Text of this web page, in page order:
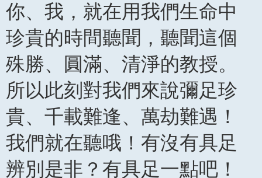
你、我，就在用我們生命中
珍貴的時間聽聞，聽聞這個
殊勝、圓滿、清淨的教授。
所以此刻對我們來說彌足珍
貴、千載難逢、萬劫難遇！
我們就在聽哦！有沒有具足
辨別是非？有具足一點吧！